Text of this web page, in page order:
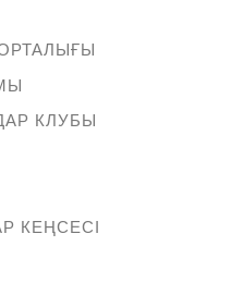
КЛУБЫ
КЕҢСЕСІ